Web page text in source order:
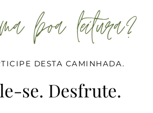
boa leitura?
DESTA CAMINHADA.
se. Desfrute.